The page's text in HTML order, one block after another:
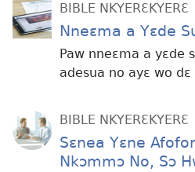
BIBLE NKYERƐKYERƐ
Nneɛma a Yɛde
Paw nneɛma a yɛde
adesua no ayɛ wo dɛ
BIBLE NKYERƐKYERƐ
Sɛnea Yɛne
Nkɔmmɔ No, Sɔ